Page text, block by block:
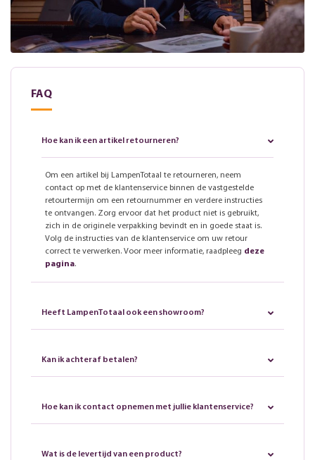
FAQ
Hoe kan ik een artikel retourneren?
Om een artikel bij LampenTotaal te retourneren, neem
contact op met de klantenservice binnen de vastgestelde
retourtermijn om een retournummer en verdere instructies
te ontvangen. Zorg ervoor dat het product niet is gebruikt,
zich in de originele verpakking bevindt en in goede staat is.
Volg de instructies van de klantenservice om uw retour
correct te verwerken. Voor meer informatie, raadpleeg deze
pagina.
Heeft LampenTotaal ook een showroom?
Kan ik achteraf betalen?
Hoe kan ik contact opnemen met jullie klantenservice?
Wat is de levertijd van een product?